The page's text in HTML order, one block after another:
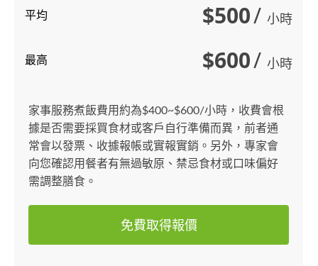
平均 $500/ 小時
最高 $600/ 小時
家事服務煮飯費用約為$400~$600/小時，收費會根
據是否需要採買食材或客戶自行準備而異，前者通
常會以發票、收據報帳或實報實銷。另外，專家會
向您確認用餐者有無過敏原、禁忌食材或口味偏好
需調整膳食。
免費取得報價